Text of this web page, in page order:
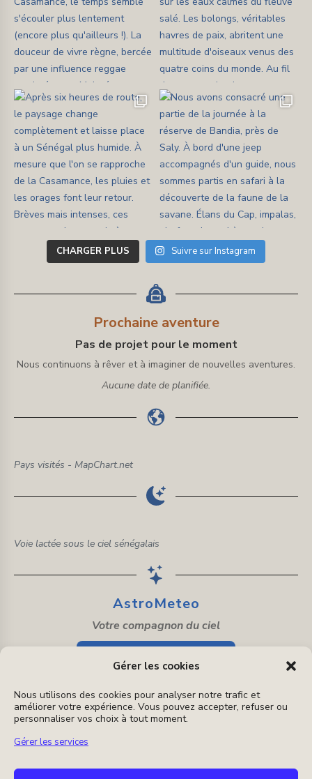
Gérer les cookies
Nous utilisons des cookies pour analyser notre trafic et
améliorer votre expérience. Vous pouvez accepter, refuser ou
personnaliser vos choix à tout moment.
Gérer les services
CHARGER PLUS Suivre sur Instagram
Prochaine aventure
Pas de projet pour le moment
Nous continuons à rêver et à imaginer de nouvelles aventures.
Aucune date de planifiée.
Pays visités - MapChart.net
Voie lactée sous le ciel sénégalais
AstroMeteo
Votre compagnon du ciel
Découvrir AstroMeteo
Application d'astronomie 100 % gratuite
Instagram
E-